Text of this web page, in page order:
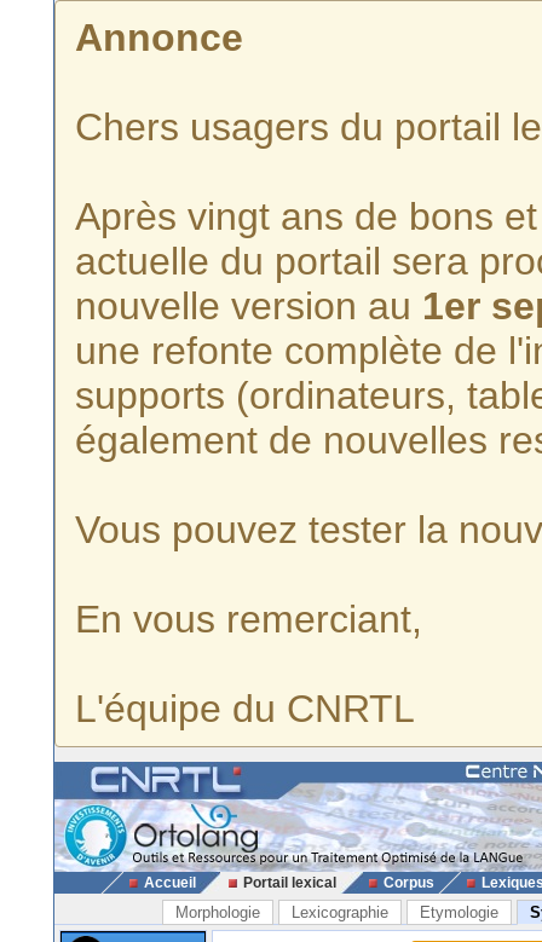
Annonce
Chers usagers du portail
Après vingt ans de bons
actuelle du portail sera
nouvelle version au 1er
une refonte complète de
supports (ordinateurs,
également de nouvelles
Vous pouvez tester la
En vous remerciant,
L'équipe du CNRTL
Accueil Portail lexical Corpus
Morphologie Lexicographie Etymologie